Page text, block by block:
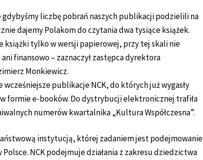
liczbę pobrań naszych publikacji podzielili na
dajemy Polakom do czytania dwa tysiące książek.
książki tylko w wersji papierowej, przy tej skali nie
finansowo – zaznaczył zastępca dyrektora
Monkiewicz.
publikacje NCK, do których już wygasły
formie e-booków. Do dystrybucji elektronicznej trafiła
numerów kwartalnika „Kultura Współczesna”.
instytucją, której zadaniem jest podejmowanie
NCK podejmuje działania z zakresu dziedzictwa